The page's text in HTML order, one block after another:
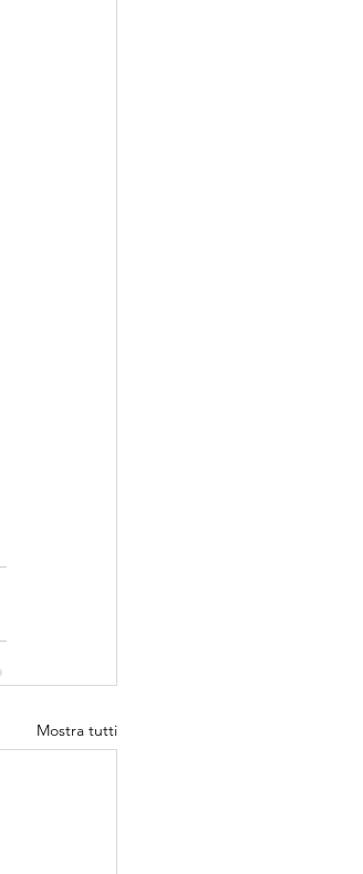
Mostra tutti